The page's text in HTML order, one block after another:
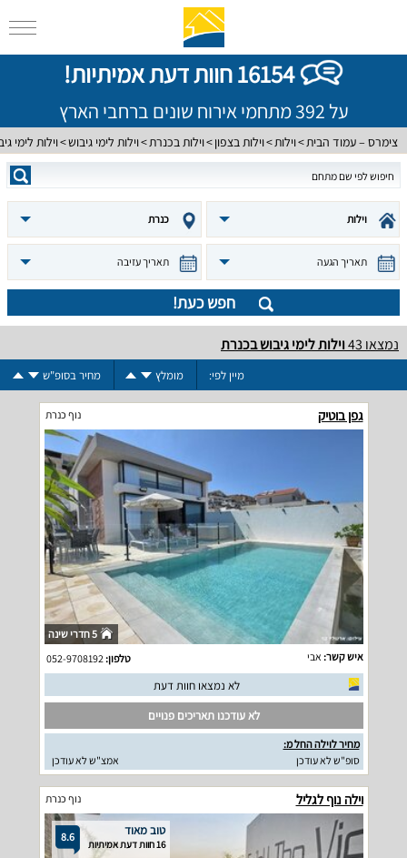
16154 חוות דעת אמיתיות!
על 392 מתחמי אירוח שונים ברחבי הארץ
צימרס – עמוד הבית וילות וילות בצפון וילות בכנרת וילות לימי גיבוש וילות לימי
וילות כנרת
תאריך הגעה תאריך עזיבה
חפש כעת!
נמצאו 43וילות לימי גיבוש בכנרת
מיין לפי: מומלץ מחיר בסופ"ש
גפן בוטיק נוף כנרת
5 חדרי שינה
איש קשר: אבי טלפון:
לא נמצאו חוות דעת
לא עודכנו תאריכים פנויים
מחיר לוילה החל מ:
סופ"ש לא עודכן
אמצ"ש לא עודכן
וילה נוף לגליל נוף כנרת
8.6 טוב מאוד
16 חוות דעת אמיתיות